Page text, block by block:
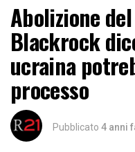
Abolizione
Blackrock
ucraina
processo
Pubblicato 4 anni